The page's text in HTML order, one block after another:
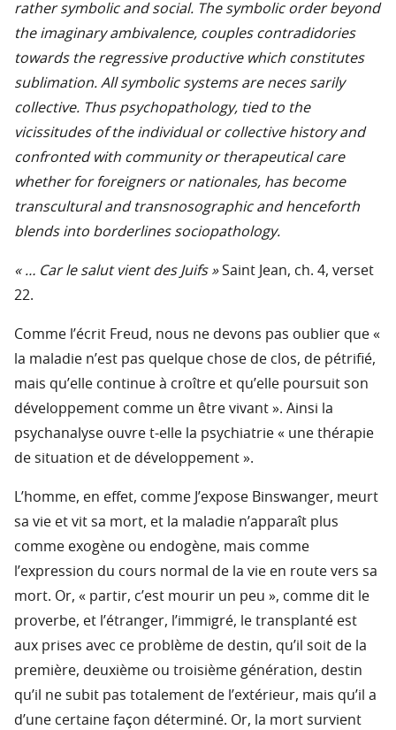
rather symbolic and social. The symbolic order beyond
the imaginary ambivalence, couples contradidories
towards the regressive productive which constitutes
sublimation. All symbolic systems are neces sarily
collective. Thus psychopathology, tied to the
vicissitudes of the individual or collective history and
confronted with community or therapeutical care
whether for foreigners or nationales, has become
transcultural and transnosographic and henceforth
blends into borderlines sociopathology.
« … Car le salut vient des Juifs »Saint Jean, ch. 4, verset
22.
Comme l’écrit Freud, nous ne devons pas oublier que «
la maladie n’est pas quelque chose de clos, de pétrifié,
mais qu’elle continue à croître et qu’elle poursuit son
développement comme un être vivant ». Ainsi la
psychanalyse ouvre t-elle la psychiatrie « une thérapie
de situation et de développement ».
L’homme, en effet, comme J’expose Binswanger, meurt
sa vie et vit sa mort, et la maladie n’apparaît plus
comme exogène ou endogène, mais comme
l’expression du cours normal de la vie en route vers sa
mort. Or, « partir, c’est mourir un peu », comme dit le
proverbe, et l’étranger, l’immigré, le transplanté est
aux prises avec ce problème de destin, qu’il soit de la
première, deuxième ou troisième génération, destin
qu’il ne subit pas totalement de l’extérieur, mais qu’il a
d’une certaine façon déterminé. Or, la mort survient